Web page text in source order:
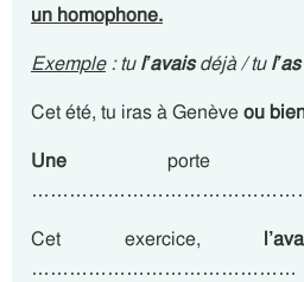
un homophone.
Exemple: tul’avaisdéjà / tul’as
Cet été, tu iras à Genèveou
Une porte est
Cet exercice,
……………………………………